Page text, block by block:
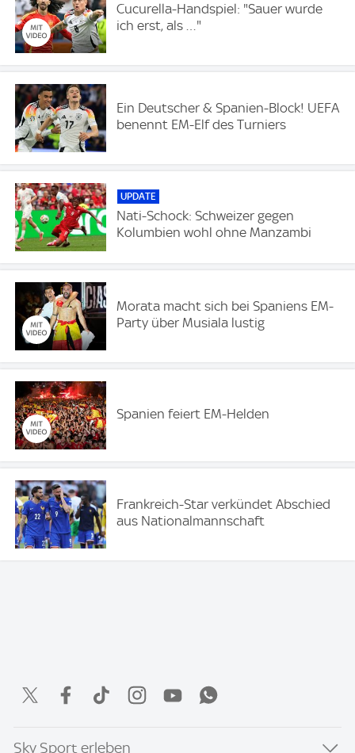
Cucurella-Handspiel: "Sauer wurde
ich erst, als …"
Ein Deutscher & Spanien-Block! UEFA
benennt EM-Elf des Turniers
UPDATE
Nati-Schock: Schweizer gegen
Kolumbien wohl ohne Manzambi
Morata macht sich bei Spaniens EM-
Party über Musiala lustig
Spanien feiert EM-Helden
Frankreich-Star verkündet Abschied
aus Nationalmannschaft
Sky Sport erleben